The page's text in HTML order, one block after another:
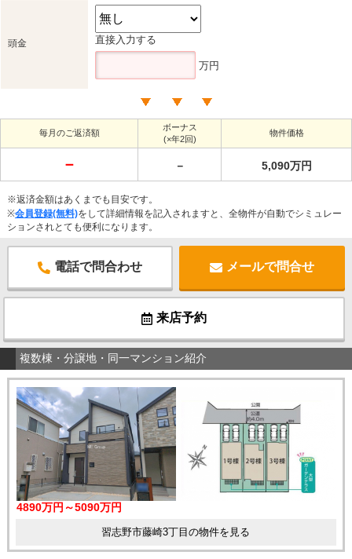
頭金 直接入力する
万円
毎月のご返済額
ボーナス
(×年2回)
物件価格
－ － 5,090万円
※返済金額はあくまでも目安です。
※会員登録(無料)をして詳細情報を記入されますと、全物件が自動でシミュレー
ションされとても便利になります。
電話で問合わせ メールで問合せ
来店予約
複数棟・分譲地・同一マンション紹介
4890万円～5090万円
習志野市藤崎3丁目の物件を見る